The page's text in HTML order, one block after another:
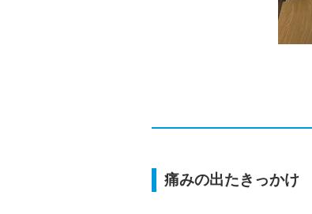
痛みの出たきっかけ